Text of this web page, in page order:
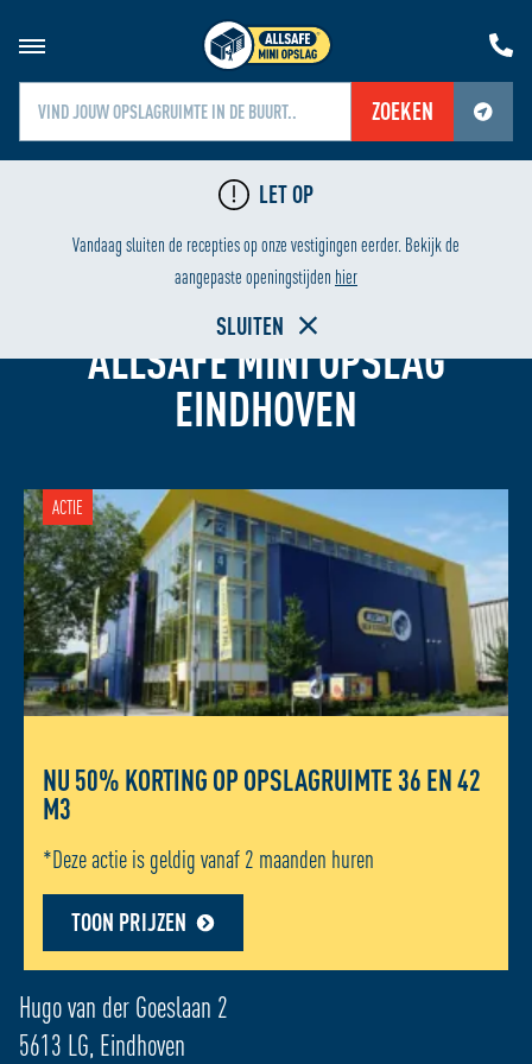
ZOEKEN
Jouw locatiediensten zijn uitgeschakeld.
Schakel jouw locatiediensten in om deze functie te gebruiken.
LET OP
Vandaag sluiten de recepties op onze vestigingen eerder. Bekijk de
aangepaste openingstijden hier
SLUITEN
LAAGSTE PRIJS
GARAGEBOX HUREN
ALLSAFE MINI OPSLAG
EINDHOVEN
ACTIE
NU 50% KORTING OP OPSLAGRUIMTE 36 EN 42
M3
*Deze actie is geldig vanaf 2 maanden huren
TOON PRIJZEN
ADRES LOCATIE - EINDHOVEN
Hugo van der Goeslaan 2
5613 LG, Eindhoven